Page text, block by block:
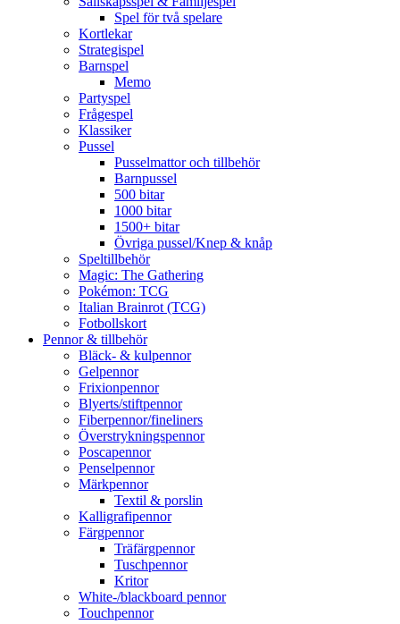
Spel för två spelare
Kortlekar
Strategispel
Barnspel
Memo
Partyspel
Frågespel
Klassiker
Pussel
Pusselmattor och tillbehör
Barnpussel
500 bitar
1000 bitar
1500+ bitar
Övriga pussel/Knep & knåp
Speltillbehör
Magic: The Gathering
Pokémon: TCG
Italian Brainrot (TCG)
Fotbollskort
Pennor & tillbehör
Bläck- & kulpennor
Gelpennor
Frixionpennor
Blyerts/stiftpennor
Fiberpennor/fineliners
Överstrykningspennor
Poscapennor
Penselpennor
Märkpennor
Textil & porslin
Kalligrafipennor
Färgpennor
Träfärgpennor
Tuschpennor
Kritor
White-/blackboard pennor
Touchpennor